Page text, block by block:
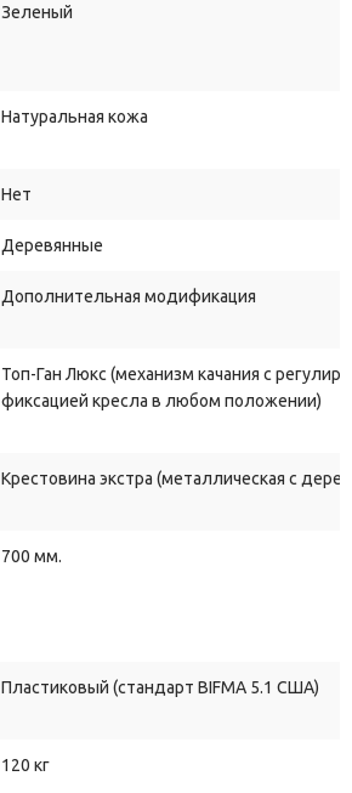
Зеленый
Натуральная кожа
Нет
Деревянные
Дополнительная модификация
Топ-Ган Люкс (механизм качания с
фиксацией кресла в любом положении)
Крестовина экстра (металлическая с
700 мм.
Пластиковый (стандарт BIFMA 5.1 США)
120 кг